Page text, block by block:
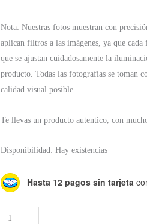
Nota: Nuestras fotos muestran con
aplican filtros a las imágenes, ya que
que se ajustan cuidadosamente la
producto. Todas las fotografías se toman
calidad visual posible.
Te llevas un producto autentico, con
Disponibilidad: Hay existencias
Hasta 12 pagos sin tarjeta
Collar